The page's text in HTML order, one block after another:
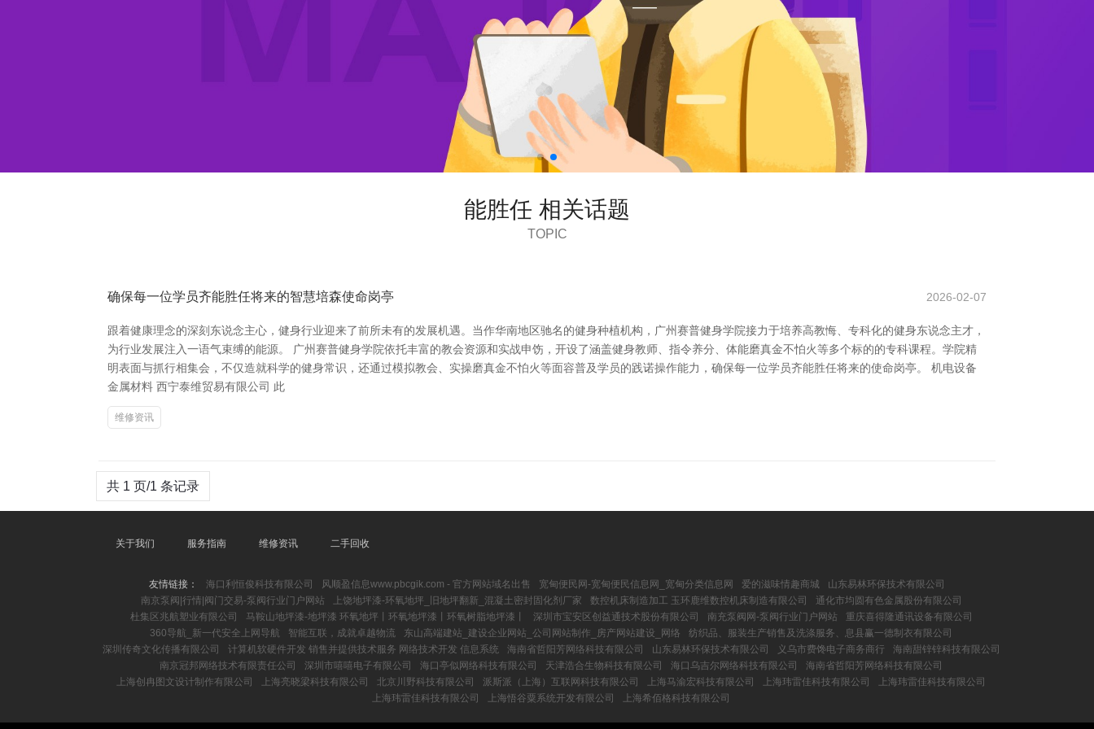
能胜任 相关话题
TOPIC
确保每一位学员齐能胜任将来的智慧培森使命岗亭 2026-02-07
跟着健康理念的深刻东说念主心，健身行业迎来了前所未有的发展机遇。当作华南地区驰名的健身种植机构，广州赛普健身学院接力于培养高教悔、专科化的健身东说念主才，
为行业发展注入一语气束缚的能源。 广州赛普健身学院依托丰富的教会资源和实战申饬，开设了涵盖健身教师、指令养分、体能磨真金不怕火等多个标的的专科课程。学院精
明表面与抓行相集会，不仅造就科学的健身常识，还通过模拟教会、实操磨真金不怕火等面容普及学员的践诺操作能力，确保每一位学员齐能胜任将来的使命岗亭。 机电设备
金属材料 西宁泰维贸易有限公司 此
维修资讯
共 1 页/1 条记录
关于我们 服务指南 维修资讯 二手回收
友情链接： 海口利恒俊科技有限公司 风顺盈信息www.pbcgik.com - 官方网站域名出售 宽甸便民网-宽甸便民信息网_宽甸分类信息网 爱的滋味情趣商城
山东易林环保技术有限公司
南京泵阀|行情|阀门交易-泵阀行业门户网站
上饶地坪漆-环氧地坪_旧地坪翻新_混凝土密封固化剂厂家 数控机床制造加工 玉环鹿维数控机床制造有限公司
通化市均圆有色金属股份有限公司
杜集区兆航塑业有限公司
马鞍山地坪漆-地坪漆 环氧地坪丨环氧地坪漆丨环氧树脂地坪漆丨 深圳市宝安区创益通技术股份有限公司 南充泵阀网-泵阀行业门户网站
重庆喜得隆通讯设备有限公司
360导航_新一代安全上网导航
智能互联，成就卓越物流 东山高端建站_建设企业网站_公司网站制作_房产网站建设_网络
纺织品、服装生产销售及洗涤服务、息县赢一德制衣有限公司
深圳传奇文化传播有限公司
计算机软硬件开发 销售并提供技术服务 网络技术开发 信息系统 海南省哲阳芳网络科技有限公司 山东易林环保技术有限公司 义乌市费馋电子商务商行
海南甜锌锌科技有限公司
南京冠邦网络技术有限责任公司
深圳市嘻嘻电子有限公司 海口亭似网络科技有限公司 天津浩合生物科技有限公司 海口乌吉尔网络科技有限公司
海南省哲阳芳网络科技有限公司
上海创冉图文设计制作有限公司
上海亮晓梁科技有限公司 北京川野科技有限公司 派斯派（上海）互联网科技有限公司 上海马渝宏科技有限公司 上海玮雷佳科技有限公司
上海玮雷佳科技有限公司
上海玮雷佳科技有限公司
上海悟谷粟系统开发有限公司 上海希佰格科技有限公司